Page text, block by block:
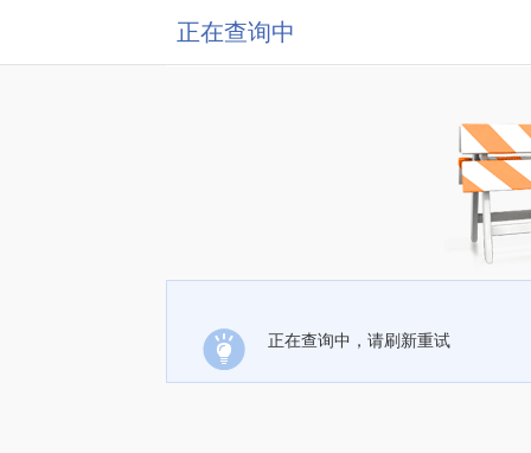
正在查询中
正在查询中，请刷新重试